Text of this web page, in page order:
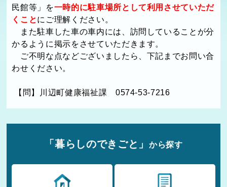
民館等」を一時的に駐車場所として利用させていただ
くことにご理解ください。
また駐車した車の車内には、訪問していることが分
かるように掲示をさせていただきます。
ご不明な点などございましたら、下記までお問い合
わせください。
【問】川辺町健康福祉課 0574-53-7216
「暮らしのできごと」 から探す